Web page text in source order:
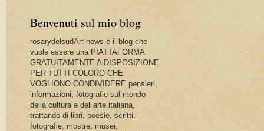
Benvenuti sul mio blog
rosarydelsudArt news è il blog che
vuole essere una PIATTAFORMA
GRATUITAMENTE A DISPOSIZIONE
PER TUTTI COLORO CHE
VOGLIONO CONDIVIDERE pensieri,
informazioni, fotografie sul mondo
della cultura e dell'arte italiana,
trattando di libri, poesie, scritti,
fotografie, mostre, musei,